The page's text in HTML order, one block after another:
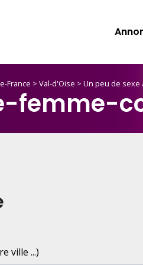
France > Val-d'Oise > Un peu de sexe
femme-
ville ...)